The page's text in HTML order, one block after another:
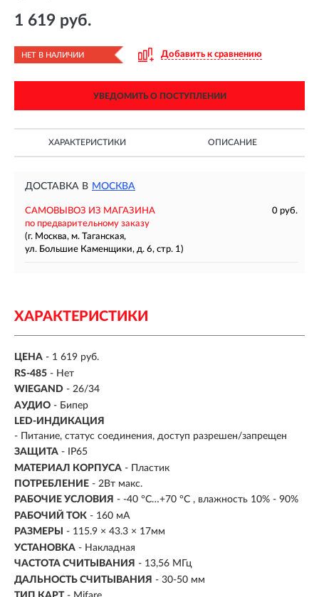
1 619 руб.
НЕТ В НАЛИЧИИ Добавить к сравнению
УВЕДОМИТЬ О ПОСТУПЛЕНИИ
ХАРАКТЕРИСТИКИ ОПИСАНИЕ
ДОСТАВКА В МОСКВА
САМОВЫВОЗ ИЗ МАГАЗИНА
0 руб.
по предварительному заказу
(г. Москва, м. Таганская,
ул. Большие Каменщики, д. 6, стр. 1)
ХАРАКТЕРИСТИКИ
ЦЕНА - 1 619 руб.
RS-485 - Нет
WIEGAND - 26/34
АУДИО - Бипер
LED-ИНДИКАЦИЯ
- Питание, статус соединения, доступ разрешен/запрещен
ЗАЩИТА - IP65
МАТЕРИАЛ КОРПУСА - Пластик
ПОТРЕБЛЕНИЕ - 2Вт макс.
РАБОЧИЕ УСЛОВИЯ - -40 °C…+70 °C , влажность 10% - 90%
РАБОЧИЙ ТОК - 160 мА
РАЗМЕРЫ
- 115.9 × 43.3 × 17мм
УСТАНОВКА - Накладная
ЧАСТОТА СЧИТЫВАНИЯ - 13,56 МГц
ДАЛЬНОСТЬ СЧИТЫВАНИЯ - 30-50 мм